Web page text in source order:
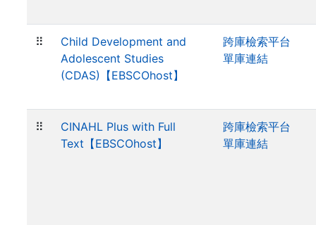
⠿
Child Development and
Adolescent Studies
(CDAS)【EBSCOhost】
跨庫檢索平台
單庫連結
⠿
CINAHL Plus with Full
Text【EBSCOhost】
跨庫檢索平台
單庫連結